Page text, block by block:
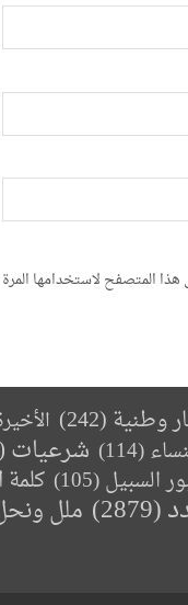
المتصفح لاستخدامها
وطنية(242)
(114) شرعيات
السبيل(105) كلمة
(2879) ملل